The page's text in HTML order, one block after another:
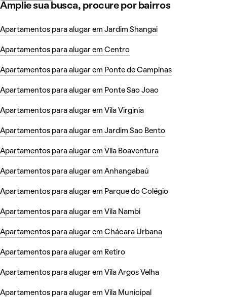
Amplie sua busca, procure por bairros
Apartamentos para alugar em Jardim Shangai
Apartamentos para alugar em Centro
Apartamentos para alugar em Ponte de Campinas
Apartamentos para alugar em Ponte Sao Joao
Apartamentos para alugar em Vila Virginia
Apartamentos para alugar em Jardim Sao Bento
Apartamentos para alugar em Vila Boaventura
Apartamentos para alugar em Anhangabaú
Apartamentos para alugar em Parque do Colégio
Apartamentos para alugar em Vila Nambi
Apartamentos para alugar em Chácara Urbana
Apartamentos para alugar em Retiro
Apartamentos para alugar em Vila Argos Velha
Apartamentos para alugar em Vila Municipal